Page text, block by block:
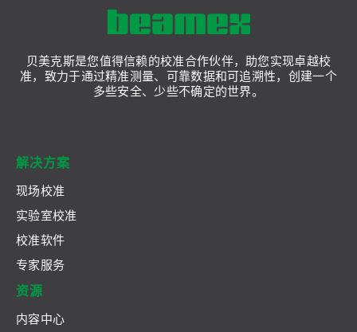
贝美克斯是您值得信赖的校准合作伙伴，助您实现卓越校
准，致力于通过精准测量、可靠数据和可追溯性，创建一个
多些安全、少些不确定的世界。
解决方案
现场校准
实验室校准
校准软件
专家服务
资源
内容中心